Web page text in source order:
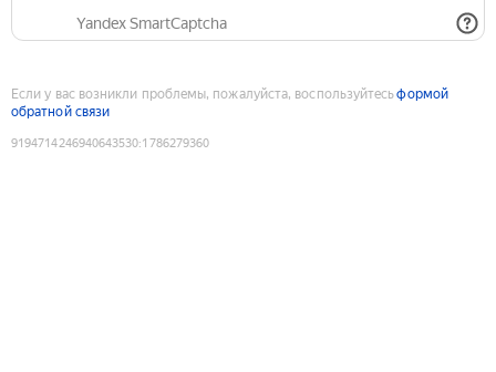
Yandex SmartCaptcha
Если у вас возникли проблемы, пожалуйста, воспользуйтесьформой
обратной связи
9194714246940643530:1786279360